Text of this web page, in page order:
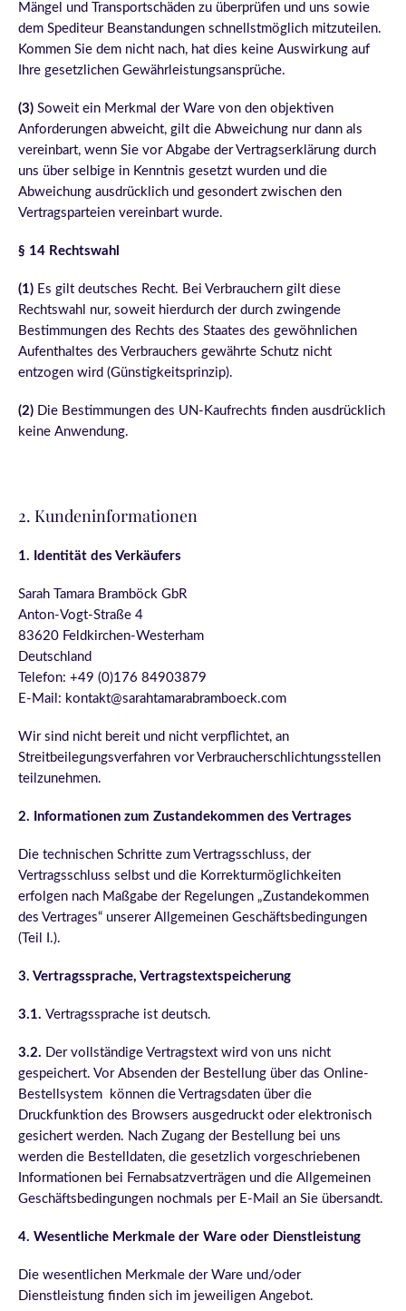
Mängel und Transportschäden zu überprüfen und uns sowie
dem Spediteur Beanstandungen schnellstmöglich mitzuteilen.
Kommen Sie dem nicht nach, hat dies keine Auswirkung auf
Ihre gesetzlichen Gewährleistungsansprüche.
(3) Soweit ein Merkmal der Ware von den objektiven
Anforderungen abweicht, gilt die Abweichung nur dann als
vereinbart, wenn Sie vor Abgabe der Vertragserklärung durch
uns über selbige in Kenntnis gesetzt wurden und die
Abweichung ausdrücklich und gesondert zwischen den
Vertragsparteien vereinbart wurde.
§ 14 Rechtswahl
(1) Es gilt deutsches Recht. Bei Verbrauchern gilt diese
Rechtswahl nur, soweit hierdurch der durch zwingende
Bestimmungen des Rechts des Staates des gewöhnlichen
Aufenthaltes des Verbrauchers gewährte Schutz nicht
entzogen wird (Günstigkeitsprinzip).
(2) Die Bestimmungen des UN-Kaufrechts finden ausdrücklich
keine Anwendung.
2. Kundeninformationen
1. Identität des Verkäufers
Sarah Tamara Bramböck GbR
Anton-Vogt-Straße 4
83620 Feldkirchen-Westerham
Deutschland
Telefon: +49 (0)176 84903879
E-Mail: kontakt@sarahtamarabramboeck.com
Wir sind nicht bereit und nicht verpflichtet, an
Streitbeilegungsverfahren vor Verbraucherschlichtungsstellen
teilzunehmen.
2. Informationen zum Zustandekommen des Vertrages
Die technischen Schritte zum Vertragsschluss, der
Vertragsschluss selbst und die Korrekturmöglichkeiten
erfolgen nach Maßgabe der Regelungen „Zustandekommen
des Vertrages“ unserer Allgemeinen Geschäftsbedingungen
(Teil I.).
3. Vertragssprache, Vertragstextspeicherung
3.1. Vertragssprache ist deutsch.
3.2. Der vollständige Vertragstext wird von uns nicht
gespeichert. Vor Absenden der Bestellung über das Online-
Bestellsystem können die Vertragsdaten über die
Druckfunktion des Browsers ausgedruckt oder elektronisch
gesichert werden. Nach Zugang der Bestellung bei uns
werden die Bestelldaten, die gesetzlich vorgeschriebenen
Informationen bei Fernabsatzverträgen und die Allgemeinen
Geschäftsbedingungen nochmals per E-Mail an Sie übersandt.
4. Wesentliche Merkmale der Ware oder Dienstleistung
Die wesentlichen Merkmale der Ware und/oder
Dienstleistung finden sich im jeweiligen Angebot.